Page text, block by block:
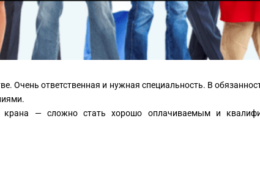
Очень ответственная и нужная специальность. В
крана — сложно стать хорошо оплачиваемым и